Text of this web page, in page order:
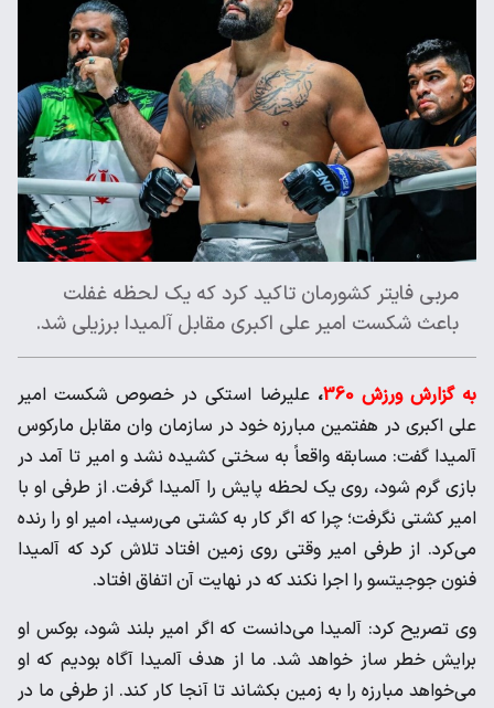
مربی فایتر کشورمان تاکید کرد که یک لحظه غفلت
باعث شکست امیر علی اکبری مقابل آلمیدا برزیلی شد.
به گزارش ورزش 360 ، علیرضا استکی در خصوص شکست امیر
علی اکبری در هفتمین مبارزه خود در سازمان وان مقابل مارکوس
آلمیدا گفت: مسابقه واقعاً به سختی کشیده نشد و امیر تا آمد در
بازی گرم شود، روی یک لحظه پایش را آلمیدا گرفت. از طرفی او با
امیر کشتی نگرفت؛ چرا که اگر کار به کشتی می‌رسید، امیر او را رنده
می‌کرد. از طرفی امیر وقتی روی زمین افتاد تلاش کرد که آلمیدا
فنون جوجیتسو را اجرا نکند که در نهایت آن اتفاق افتاد.
وی تصریح کرد: آلمیدا می‌دانست که اگر امیر بلند شود، بوکس او
برایش خطر ساز خواهد شد. ما از هدف آلمیدا آگاه بودیم که او
می‌خواهد مبارزه را به زمین بکشاند تا آنجا کار کند. از طرفی ما در